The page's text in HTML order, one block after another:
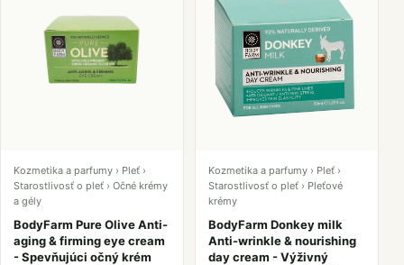
Kozmetika a parfumy › Pleť ›
Starostlivosť o pleť › Očné krémy
a gély
BodyFarm Pure Olive Anti-
aging & firming eye cream
- Spevňujúci očný krém
Kozmetika a parfumy › Pleť ›
Starostlivosť o pleť › Pleťové
krémy
BodyFarm Donkey milk
Anti-wrinkle & nourishing
day cream - Výživný